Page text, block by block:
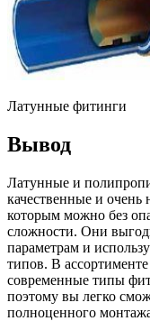
Латунные фитинги
Вывод
Латунные и
качественные и
которым можно без
сложности. Они
параметрам и
типов. В
современные типы
поэтому вы легко
полноценного